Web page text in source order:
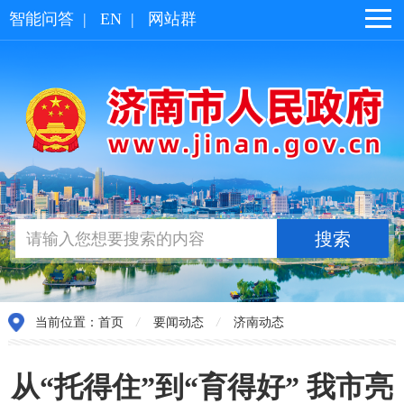
智能问答 | EN | 网站群
当前位置： 首页 / 要闻动态 / 济南动态
从“托得住”到“育得好” 我市亮